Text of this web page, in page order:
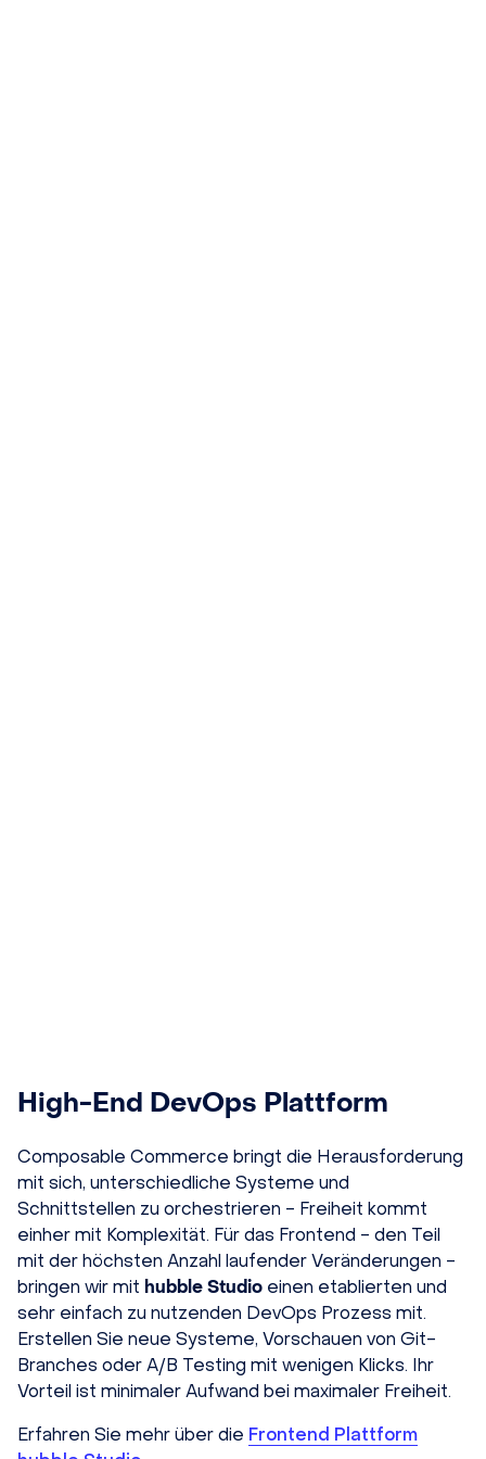
High-End DevOps Plattform
Composable Commerce bringt die Herausforderung
mit sich, unterschiedliche Systeme und
Schnittstellen zu orchestrieren - Freiheit kommt
einher mit Komplexität. Für das Frontend - den Teil
mit der höchsten Anzahl laufender Veränderungen -
bringen wir mit hubble Studio einen etablierten und
sehr einfach zu nutzenden DevOps Prozess mit.
Erstellen Sie neue Systeme, Vorschauen von Git-
Branches oder A/B Testing mit wenigen Klicks. Ihr
Vorteil ist minimaler Aufwand bei maximaler Freiheit.
Erfahren Sie mehr über die Frontend Plattform